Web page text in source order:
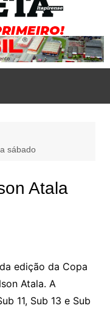
sábado
Atala
edição da Copa
Atala. A
11, Sub 13 e Sub